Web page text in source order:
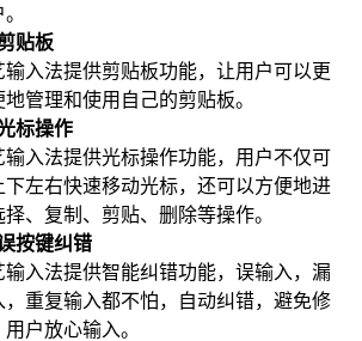
贴板
输入法提供剪贴板功能，让用户可以更
地管理和使用自己的剪贴板。
标操作
输入法提供光标操作功能，用户不仅可
下左右快速移动光标，还可以方便地进
择、复制、剪贴、删除等操作。
按键纠错
输入法提供智能纠错功能，误输入，漏
，重复输入都不怕，自动纠错，避免修
用户放心输入。